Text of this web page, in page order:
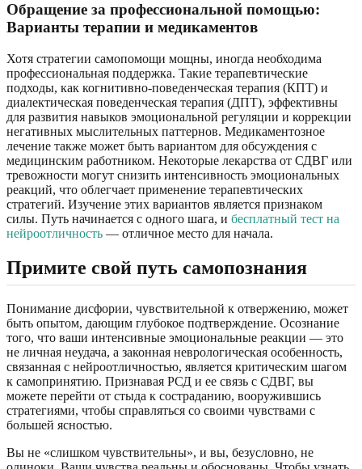
Обращение за профессиональной помощью:
Варианты терапии и медикаментов
Хотя стратегии самопомощи мощны, иногда необходима
профессиональная поддержка. Такие терапевтические
подходы, как когнитивно-поведенческая терапия (КПТ) и
диалектическая поведенческая терапия (ДПТ), эффективны
для развития навыков эмоциональной регуляции и коррекции
негативных мыслительных паттернов. Медикаментозное
лечение также может быть вариантом для обсуждения с
медицинским работником. Некоторые лекарства от СДВГ или
тревожности могут снизить интенсивность эмоциональных
реакций, что облегчает применение терапевтических
стратегий. Изучение этих вариантов является признаком
силы. Путь начинается с одного шага, и бесплатный тест на
нейроотличность — отличное место для начала.
Примите свой путь самопознания
Понимание дисфории, чувствительной к отвержению, может
быть опытом, дающим глубокое подтверждение. Осознание
того, что ваши интенсивные эмоциональные реакции — это
не личная неудача, а законная неврологическая особенность,
связанная с нейроотличностью, является критическим шагом
к самопринятию. Признавая РСД и ее связь с СДВГ, вы
можете перейти от стыда к состраданию, вооружившись
стратегиями, чтобы справляться со своими чувствами с
большей ясностью.
Вы не «слишком чувствительны», и вы, безусловно, не